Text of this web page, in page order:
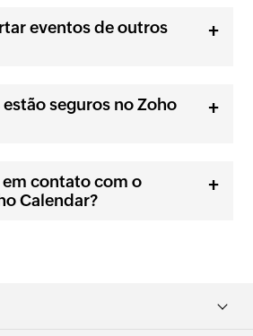
eventos de outros
seguros no Zoho
contato com o
Calendar?